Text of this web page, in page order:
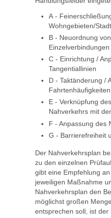
A -
Wohngebieten/
B - Neuordnung
Einzelverbindungen
C - Einrichtung /
Tangentiallinien
D - Taktänderung /
Fahrtenhäufigkeiten
E - Verknüpfung
Nahverkehrs mit
F - Anpassung des
G - Barrierefreiheit
Der Nahverkehrsplan
zu den einzelnen
gibt eine Empfehlung
jeweiligen Maßnahme
Nahverkehrsplan den
möglichst großen
entsprechen soll, ist der